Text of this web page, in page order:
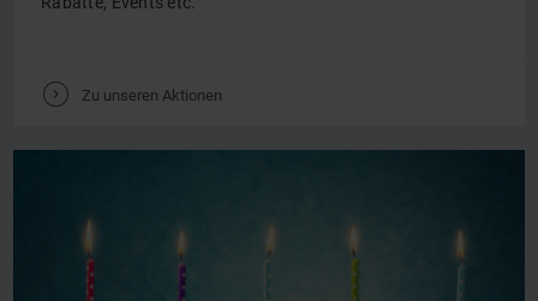
AKTIONEN
Alle Aktionen auf einen Blick: kulinarische Specials,
Rabatte, Events etc.